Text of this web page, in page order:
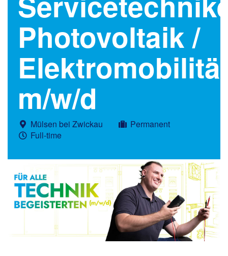
Photovoltaik /
m/w/d
Mülsen bei Zwickau
Permanent
Full-time